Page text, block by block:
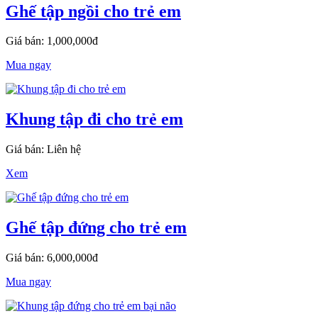
Ghế tập ngồi cho trẻ em
Giá bán: 1,000,000đ
Mua ngay
Khung tập đi cho trẻ em
Giá bán: Liên hệ
Xem
Ghế tập đứng cho trẻ em
Giá bán: 6,000,000đ
Mua ngay